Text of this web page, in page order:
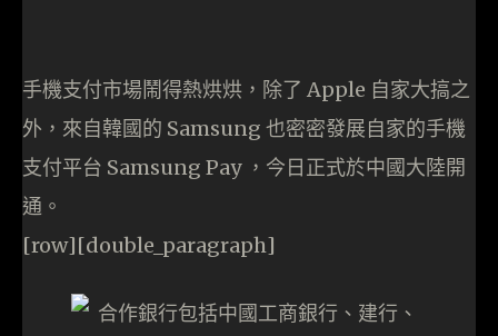
手機支付市場鬧得熱烘烘，除了 Apple 自家大搞之
外，來自韓國的 Samsung 也密密發展自家的手機
支付平台 Samsung Pay ，今日正式於中國大陸開
通。
[row][double_paragraph]